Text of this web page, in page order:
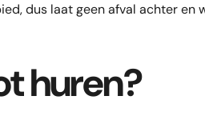
dus laat geen afval achter en
huren?